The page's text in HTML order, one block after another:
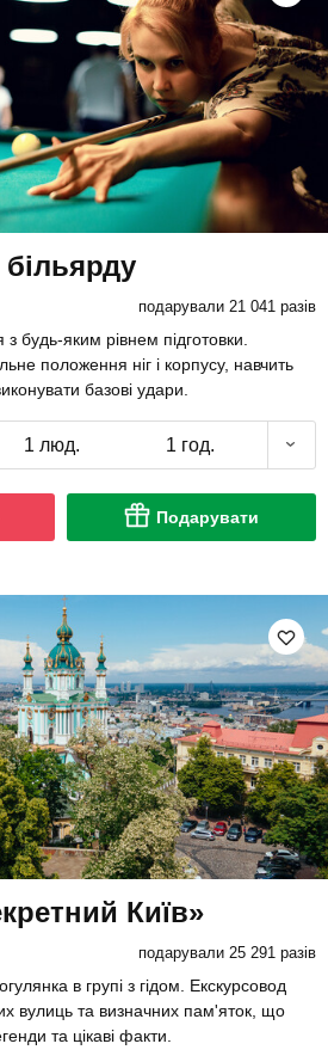
подарували 21 041 разів
будь-яким рівнем підготовки.
положення ніг і корпусу, навчить
базові удари.
1 люд. 1 год.
Подарувати
Київ»
подарували 25 291 разів
в групі з гідом. Екскурсовод
вулиць та визначних пам'яток, що
та цікаві факти.